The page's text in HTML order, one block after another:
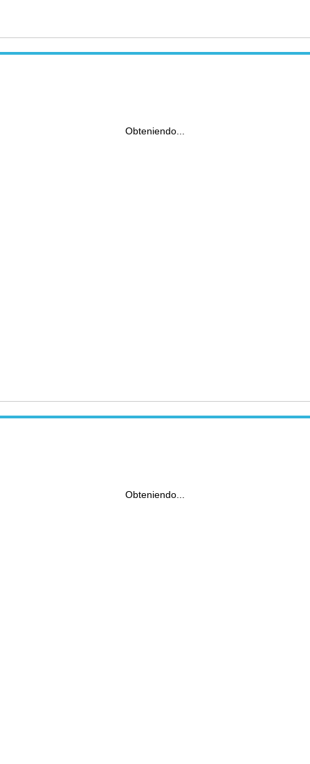
Obteniendo...
Obteniendo...